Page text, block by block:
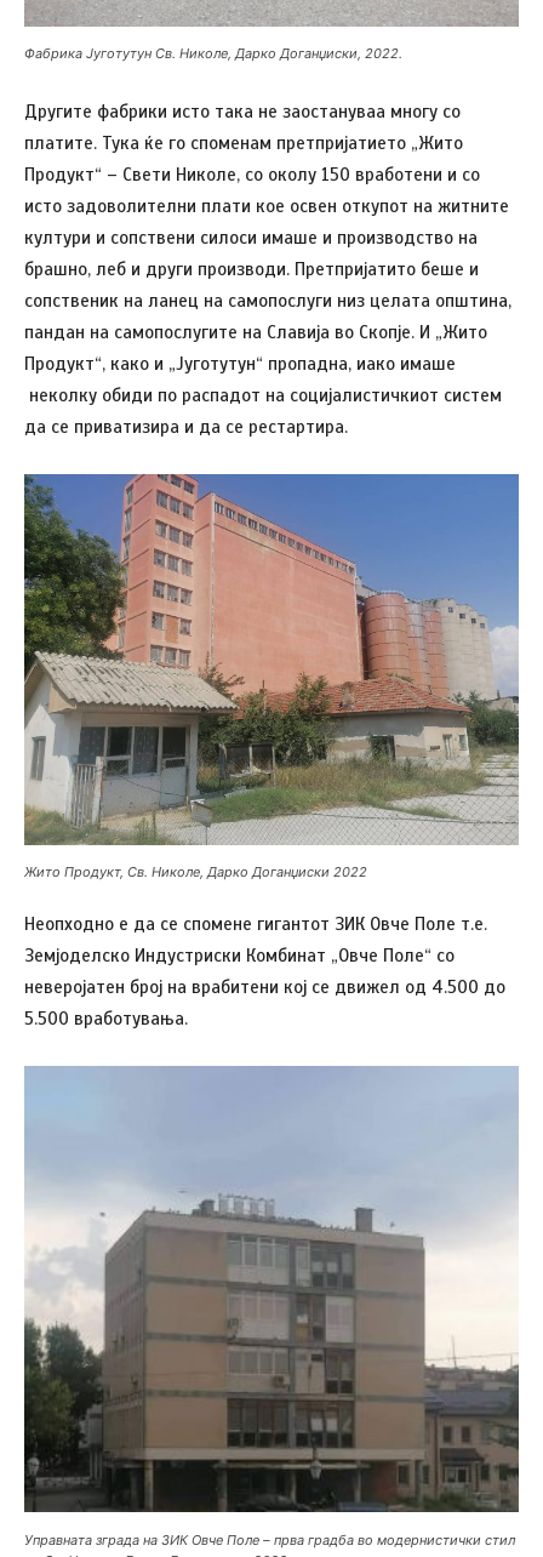
Фабрика Југотутун Св. Николе, Дарко Доганџиски, 2022.
Другите фабрики исто така не заостануваа многу со
платите. Тука ќе го споменам претпријатието „Жито
Продукт“ – Свети Николе, со околу 150 вработени и со
исто задоволителни плати кое освен откупот на житните
култури и сопствени силоси имаше и производство на
брашно, леб и други производи. Претпријатито беше и
сопственик на ланец на самопослуги низ целата општина,
пандан на самопослугите на Славија во Скопје. И „Жито
Продукт“, како и „Југотутун“ пропадна, иако имаше
неколку обиди по распадот на социјалистичкиот систем
да се приватизира и да се рестартира.
Жито Продукт, Св. Николе, Дарко Доганџиски 2022
Неопходно е да се спомене гигантот ЗИК Овче Поле т.е.
Земјоделско Индустриски Комбинат „Овче Поле“ со
неверојатен број на врабитени кој се движел од 4.500 до
5.500 вработувања.
Управната зграда на ЗИК Овче Поле – прва градба во модернистички стил